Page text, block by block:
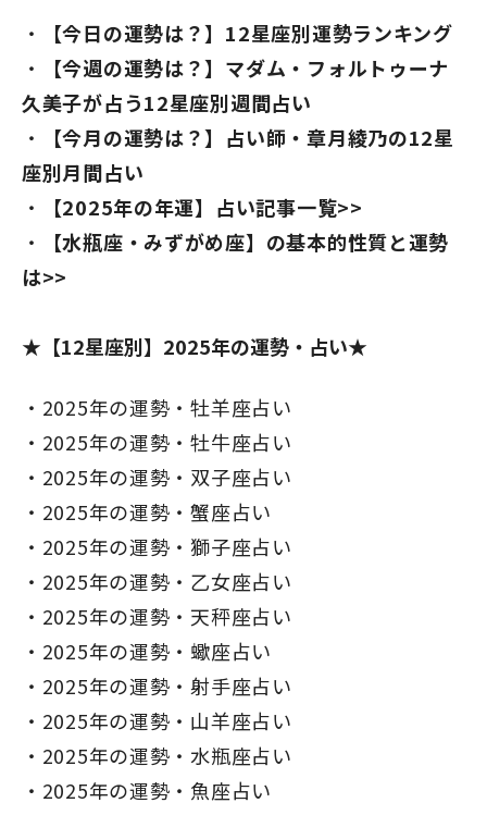
【今日の運勢は？】12星座別運勢ランキング
【今週の運勢は？】マダム・フォルトゥーナ
久美子が占う12星座別週間占い
【今月の運勢は？】占い師・章月綾乃の12星
座別月間占い
【2025年の年運】占い記事一覧>>
【水瓶座・みずがめ座】の基本的性質と運勢
は>>
★【12星座別】2025年の運勢・占い★
2025年の運勢・牡羊座占い
2025年の運勢・牡牛座占い
2025年の運勢・双子座占い
2025年の運勢・蟹座占い
2025年の運勢・獅子座占い
2025年の運勢・乙女座占い
2025年の運勢・天秤座占い
2025年の運勢・蠍座占い
2025年の運勢・射手座占い
2025年の運勢・山羊座占い
2025年の運勢・水瓶座占い
2025年の運勢・魚座占い